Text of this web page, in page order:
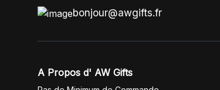
bonjour@awgifts.fr
A Propos d' AW Gifts